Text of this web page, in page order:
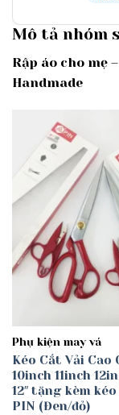
Mô tả nhóm
Rập áo cho mẹ
Handmade
Phụ kiện may vá
Kéo Cắt Vải Cao
10inch 11inch
12″ tặng kèm
PIN (Đen/đỏ)